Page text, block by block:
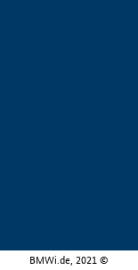
BMWi.de, 2021 ©